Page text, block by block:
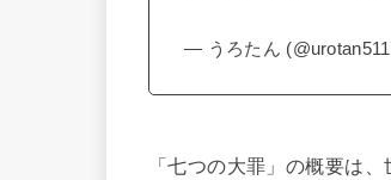
— うろたん
「七つの大罪」の概要は